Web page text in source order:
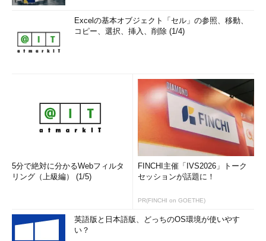
Excelの基本オブジェクト「セル」の参照、移動、
コピー、選択、挿入、削除 (1/4)
5分で絶対に分かるWebフィルタ
リング（上級編） (1/5)
FINCHI主催「IVS2026」トーク
セッションが話題に！
PR(FINCHI on GOETHE)
英語版と日本語版、どっちのOS環境が使いやす
い？